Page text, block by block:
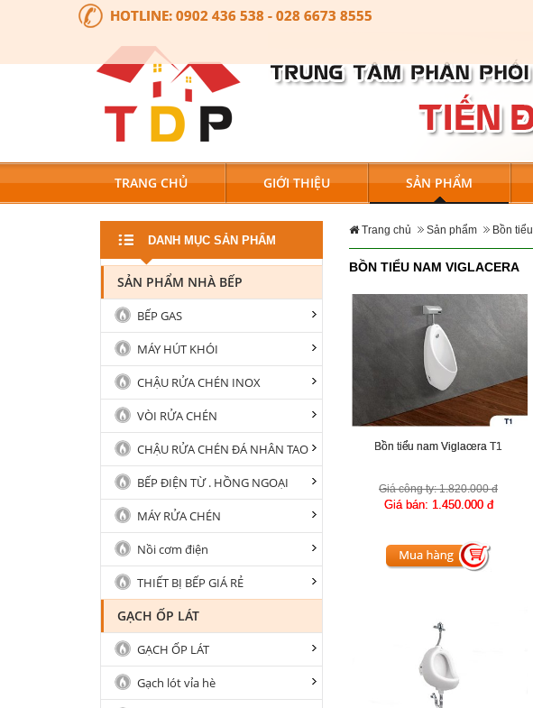
HOTLINE: 0902 436 538 - 028 6673 8555
Trang chủ Sản phẩm Bồn tiểu
BỒN TIỂU NAM VIGLACERA
Bồn tiểu nam Viglacera T1
Giá công ty:1.820.000 đ
Giá bán: 1.450.000 đ
DANH MỤC SẢN PHẨM
SẢN PHẨM NHÀ BẾP
BẾP GAS
MÁY HÚT KHÓI
CHẬU RỬA CHÉN INOX
VÒI RỬA CHÉN
CHẬU RỬA CHÉN ĐÁ NHÂN TAO
BẾP ĐIỆN TỪ . HỒNG NGOẠI
MÁY RỬA CHÉN
Nồi cơm điện
THIẾT BỊ BẾP GIÁ RẺ
GẠCH ỐP LÁT
GẠCH ỐP LÁT
Gạch lót vỉa hè
TRANG CHỦ GIỚI THIỆU SẢN PHẨM